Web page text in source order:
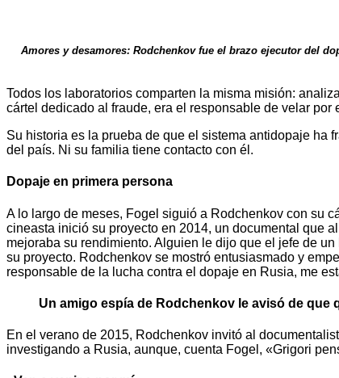
Amores y desamores: Rodchenkov fue el brazo ejecutor del
Todos los laboratorios comparten la misma misión:
cártel dedicado al fraude, era el responsable de velar
Su historia es la prueba de que el sistema antidopaje ha
del país. Ni su familia tiene contacto con él.
Dopaje en primera persona
A lo largo de meses, Fogel siguió a Rodchenkov con su
cineasta inició su proyecto en 2014, un documental que
mejoraba su rendimiento. Alguien le dijo que el jefe de
su proyecto. Rodchenkov se mostró entusiasmado y
responsable de la lucha contra el dopaje en Rusia, me
Un amigo espía de Rodchenkov le avisó de
En el verano de 2015, Rodchenkov invitó al
investigando a Rusia, aunque, cuenta Fogel, «Grigori